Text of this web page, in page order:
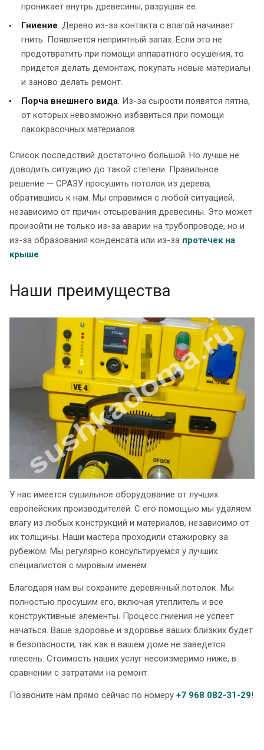
проникает внутрь древесины, разрушая ее.
Гниение. Дерево из-за контакта с влагой начинает
гнить. Появляется неприятный запах. Если это не
предотвратить при помощи аппаратного осушения, то
придется делать демонтаж, покупать новые материалы
и заново делать ремонт.
Порча внешнего вида. Из-за сырости появятся пятна,
от которых невозможно избавиться при помощи
лакокрасочных материалов.
Список последствий достаточно большой. Но лучше не
доводить ситуацию до такой степени. Правильное
решение — СРАЗУ просушить потолок из дерева,
обратившись к нам. Мы справимся с любой ситуацией,
независимо от причин отсыревания древесины. Это может
произойти не только из-за аварии на трубопроводе, но и
из-за образования конденсата или из-за протечек на
крыше.
Наши преимущества
У нас имеется сушильное оборудование от лучших
европейских производителей. С его помощью мы удаляем
влагу из любых конструкций и материалов, независимо от
их толщины. Наши мастера проходили стажировку за
рубежом. Мы регулярно консультируемся у лучших
специалистов с мировым именем.
Благодаря нам вы сохраните деревянный потолок. Мы
полностью просушим его, включая утеплитель и все
конструктивные элементы. Процесс гниения не успеет
начаться. Ваше здоровье и здоровье ваших близких будет
в безопасности, так как в вашем доме не заведется
плесень. Стоимость наших услуг несоизмеримо ниже, в
сравнении с затратами на ремонт.
Позвоните нам прямо сейчас по номеру +7 968 082-31-29!